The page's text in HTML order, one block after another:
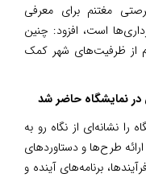
مغتنم برای معرفی
است، افزود: چنین
از ظرفیت‌های شهر کمک
نمایشگاه حاضر شد
نشانه‌ای از نگاه رو به
طرح‌ها و دستاوردهای
برنامه‌های آینده و